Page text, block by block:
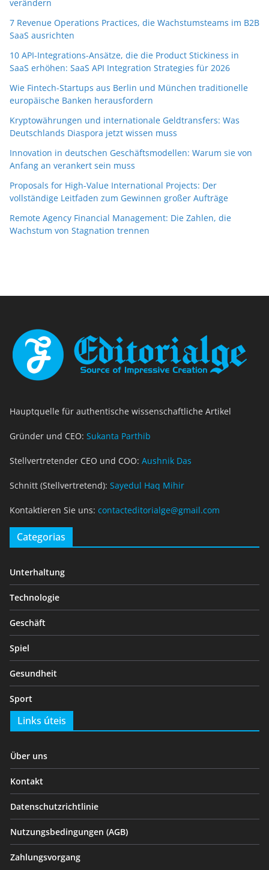
verändern
7 Revenue Operations Practices, die Wachstumsteams im B2B
SaaS ausrichten
10 API-Integrations-Ansätze, die die Product Stickiness in
SaaS erhöhen: SaaS API Integration Strategies für 2026
Wie Fintech-Startups aus Berlin und München traditionelle
europäische Banken herausfordern
Kryptowährungen und internationale Geldtransfers: Was
Deutschlands Diaspora jetzt wissen muss
Innovation in deutschen Geschäftsmodellen: Warum sie von
Anfang an verankert sein muss
Proposals for High-Value International Projects: Der
vollständige Leitfaden zum Gewinnen großer Aufträge
Remote Agency Financial Management: Die Zahlen, die
Wachstum von Stagnation trennen
Hauptquelle für authentische wissenschaftliche Artikel
Gründer und CEO: Sukanta Parthib
Stellvertretender CEO und COO: Aushnik Das
Schnitt (Stellvertretend): Sayedul Haq Mihir
Kontaktieren Sie uns: contacteditorialge@gmail.com
Categorias
Unterhaltung
Technologie
Geschäft
Spiel
Gesundheit
Sport
Links úteis
Über uns
Kontakt
Datenschutzrichtlinie
Nutzungsbedingungen (AGB)
Zahlungsvorgang